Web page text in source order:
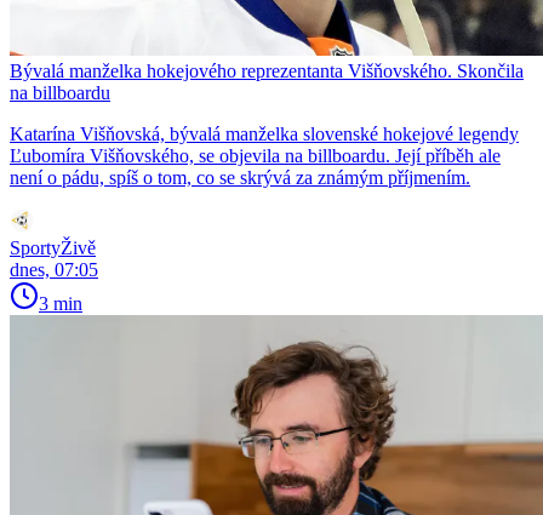
Bývalá manželka hokejového reprezentanta Višňovského. Skončila
na billboardu
Katarína Višňovská, bývalá manželka slovenské hokejové legendy
Ľubomíra Višňovského, se objevila na billboardu. Její příběh ale
není o pádu, spíš o tom, co se skrývá za známým příjmením.
SportyŽivě
dnes, 07:05
3 min